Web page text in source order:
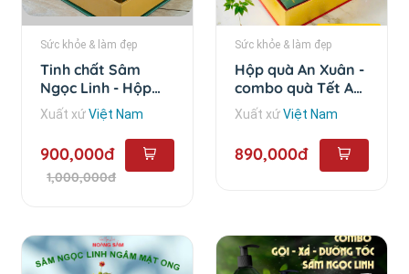
Sức khỏe & làm đẹp
Tinh chất Sâm
Ngọc Linh - Hộp
Combo 10 chai
Xuất xứViệt Nam
900,000đ
1,000,000đ
Sức khỏe & làm đẹp
Hộp quà An Xuân -
combo quà Tết An
Xuân
Xuất xứViệt Nam
890,000đ